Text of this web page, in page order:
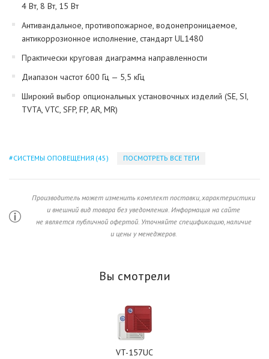
4 Вт, 8 Вт, 15 Вт
Антивандальное, противопожарное, водонепроницаемое,
антикоррозионное исполнение, стандарт UL1480
Практически круговая диаграмма направленности
Диапазон частот 600 Гц — 5,5 кГц
Широкий выбор опциональных установочных изделий (SE, SI,
TVTA, VTC, SFP, FP, AR, MR)
СИСТЕМЫ ОПОВЕЩЕНИЯ (45) ПОСМОТРЕТЬ ВСЕ ТЕГИ
Производитель может изменить комплект поставки, характеристики
и внешний вид товара без уведомления. Информация на сайте
не является публичной офертой. Уточняйте спецификацию, наличие
и цены у менеджеров.
Вы смотрели
VT-157UC